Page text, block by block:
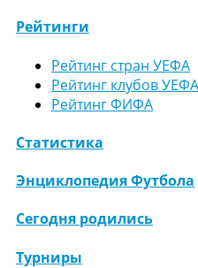
Рейтинги
Рейтинг стран УЕФА
Рейтинг клубов УЕФА
Рейтинг ФИФА
Статистика
Энциклопедия Футбола
Сегодня родились
Турниры